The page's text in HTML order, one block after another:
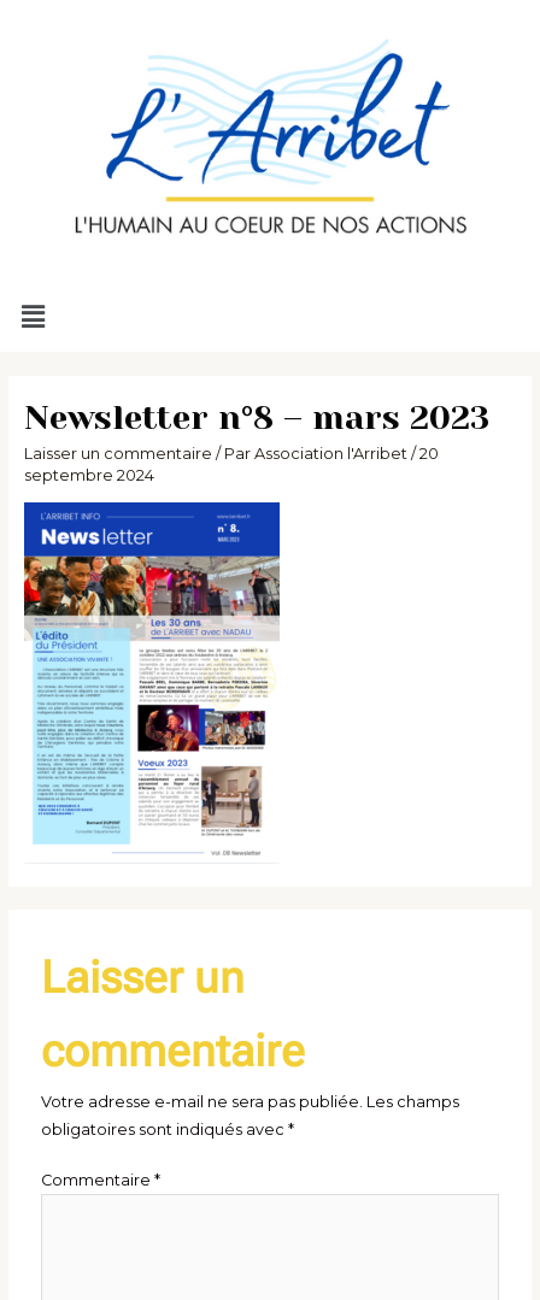
Menu
Newsletter n°8 – mars 2023
Laisser un commentaire / Par Association l'Arribet / 20
septembre 2024
Laisser un
commentaire
Votre adresse e-mail ne sera pas publiée. Les champs
obligatoires sont indiqués avec*
Commentaire*